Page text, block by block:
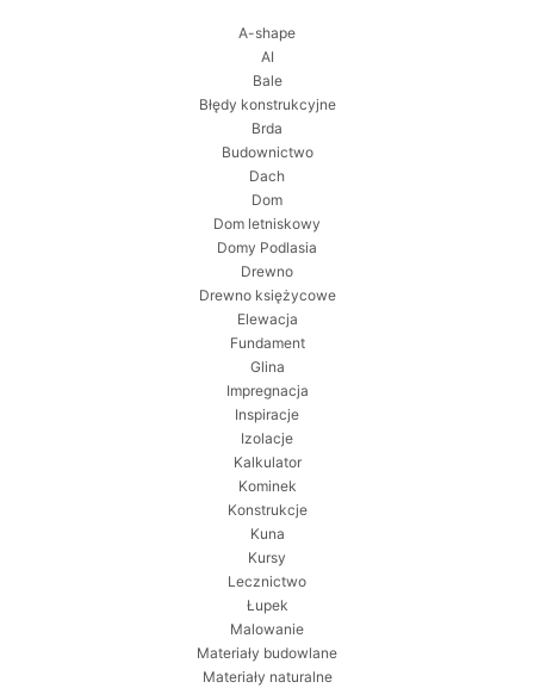
A-shape
AI
Bale
Błędy konstrukcyjne
Brda
Budownictwo
Dach
Dom
Dom letniskowy
Domy Podlasia
Drewno
Drewno księżycowe
Elewacja
Fundament
Glina
Impregnacja
Inspiracje
Izolacje
Kalkulator
Kominek
Konstrukcje
Kuna
Kursy
Lecznictwo
Łupek
Malowanie
Materiały budowlane
Materiały naturalne